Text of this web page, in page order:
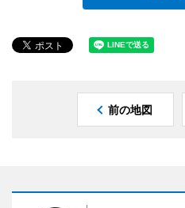
前の地図